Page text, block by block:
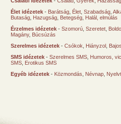
Élet idézetek - Barátság Élet Szabadság
Butaság Hazugság Betegség Halál, elmúlás
Érzelmes idézetek - Szomorú Szeretet
Magány, Búcsúzás
Szerelmes idézetek - Csókok Hiányzol
SMS idézetek - Szerelmes SMS Humoros,
SMS Erotikus SMS
Egyéb idézetek - Közmondás Névnap